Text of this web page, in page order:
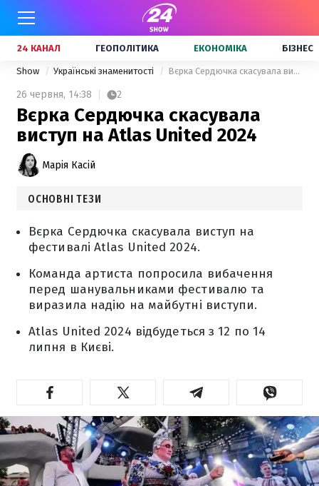
24 КАНАЛ ГЕОПОЛІТИКА ЕКОНОМІКА БІЗНЕС
Show Українські знаменитості Вєрка Сердючка скасувала виступ на Atlas United 2024
26 червня, 14:38 2
Вєрка Сердючка скасувала
виступ на Atlas United 2024
Марія Касій
ОСНОВНІ ТЕЗИ
Вєрка Сердючка скасувала виступ на
фестивалі Atlas United 2024.
Команда артиста попросила вибачення
перед шанувальниками фестивалю та
виразила надію на майбутні виступи.
Atlas United 2024 відбудеться з 12 по 14
липня в Києві.